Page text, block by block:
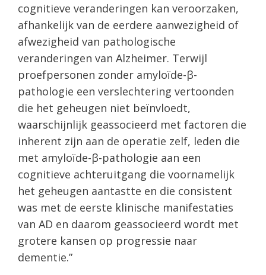
cognitieve veranderingen kan veroorzaken,
afhankelijk van de eerdere aanwezigheid of
afwezigheid van pathologische
veranderingen van Alzheimer. Terwijl
proefpersonen zonder amyloïde-β-
pathologie een verslechtering vertoonden
die het geheugen niet beïnvloedt,
waarschijnlijk geassocieerd met factoren die
inherent zijn aan de operatie zelf, leden die
met amyloïde-β-pathologie aan een
cognitieve achteruitgang die voornamelijk
het geheugen aantastte en die consistent
was met de eerste klinische manifestaties
van AD en daarom geassocieerd wordt met
grotere kansen op progressie naar
dementie.”